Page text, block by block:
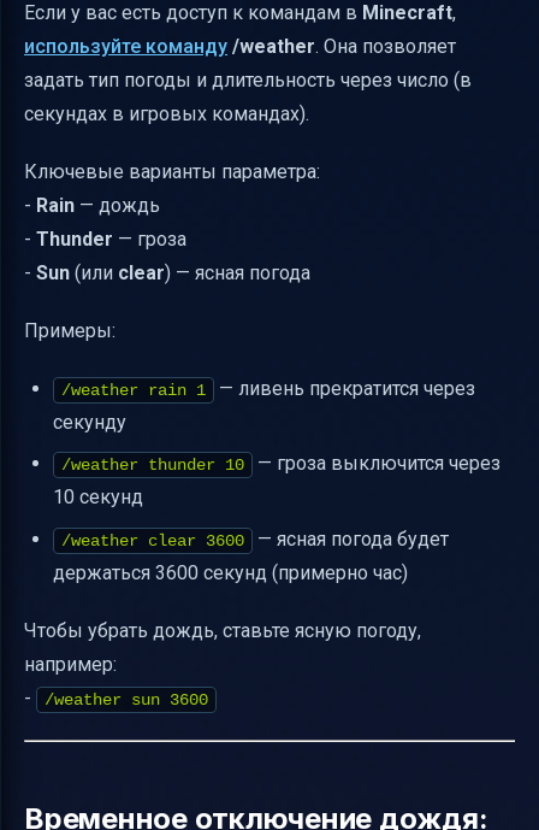
Если у вас есть доступ к командам в Minecraft,
используйте команду /weather. Она позволяет
задать тип погоды и длительность через число (в
секундах в игровых командах).
Ключевые варианты параметра:
- Rain — дождь
- Thunder — гроза
- Sun (или clear) — ясная погода
Примеры:
/weather rain 1
— ливень прекратится через
секунду
/weather thunder 10
— гроза выключится через
10 секунд
/weather clear 3600
— ясная погода будет
держаться 3600 секунд (примерно час)
Чтобы убрать дождь, ставьте ясную погоду,
например:
-
/weather sun 3600
Временное отключение дождя: